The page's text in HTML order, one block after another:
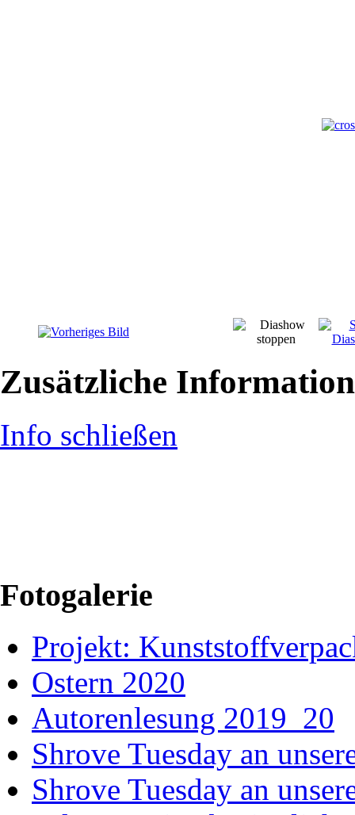
Zusätzliche
Info schließen
Fotogalerie
Projekt:
Ostern 2020
Autorenlesung 2019_20
Shrove Tuesday an
Shrove Tuesday an